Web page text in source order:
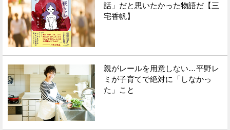
話」だと思いたかった物語だ【三
宅香帆】
親がレールを用意しない…平野レ
ミが子育てで絶対に「しなかっ
た」こと